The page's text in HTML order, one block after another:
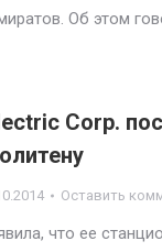
Об этом
Corp.
Оставить
что ее